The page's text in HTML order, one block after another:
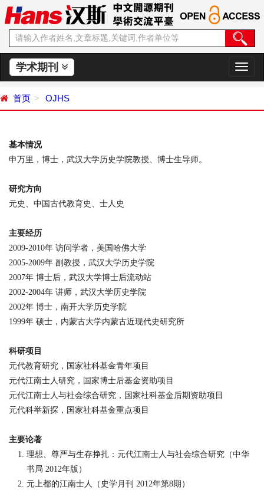
学术期刊
切
换
首页 OJHS
基本情况
申万里，博士，武汉大学历史学院教授、博士生导师。
研究方向
元史、中国古代教育史、士人史
主要经历
2009-2010年 访问学者，美国哈佛大学
2005-2009年 副教授，武汉大学历史学院
2007年 博士后，武汉大学博士后流动站
2002-2004年 讲师，武汉大学历史学院
2002年 博士，南开大学历史学院
1999年 硕士，内蒙古大学内蒙古近现代史研究所
科研项目
元代教育研究，国家社科基金青年项目
元代江南士人研究，国家博士后基金资助项目
元代江南士人与社会综合研究，国家社科基金后期资助项目
元代科举新探，国家社科基金重点项目
主要论著
理想、尊严与生存挣扎：元代江南士人与社会综合研究（中华
书局 2012年版）
元上都的江南士人（史学月刊 2012年第8期）